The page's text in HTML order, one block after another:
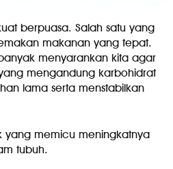
berpuasa. Salah satu yang
makanan yang tepat.
menyarankan kita agar
mengandung karbohidrat
lama serta menstabilkan
yang memicu meningkatnya
tubuh.